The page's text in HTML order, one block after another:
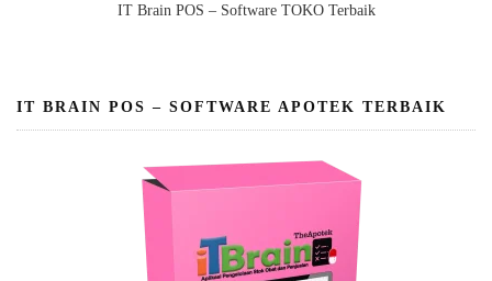
IT Brain POS – Software TOKO Terbaik
IT BRAIN POS – SOFTWARE APOTEK TERBAIK